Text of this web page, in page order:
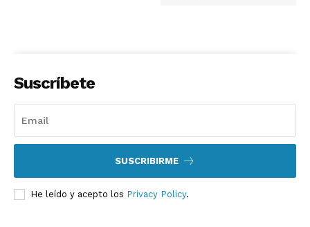
Suscríbete
SUSCRIBIRME
He leído y acepto los Privacy Policy.